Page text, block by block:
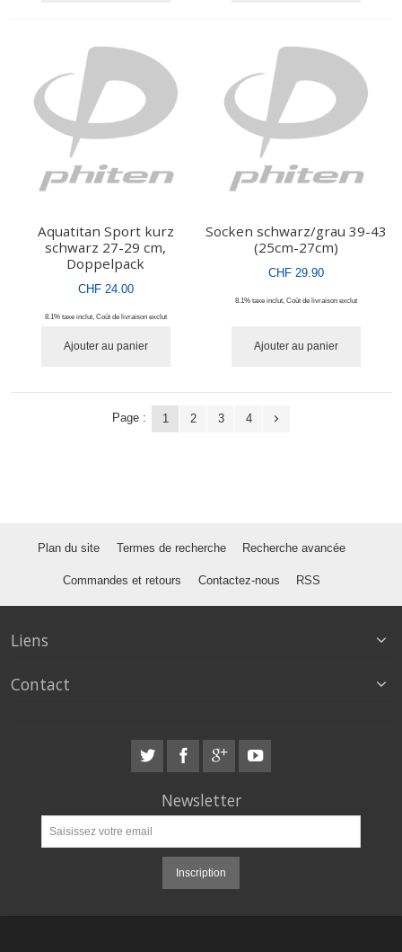
Aquatitan Sport kurz
schwarz 27-29 cm,
Doppelpack
CHF 24.00
8.1% taxe inclut, Coût de livraisonexclut
Ajouter au panier
Socken schwarz/grau 39-43
(25cm-27cm)
CHF 29.90
8.1% taxe inclut, Coût de livraisonexclut
Ajouter au panier
Page : 1 2 3 4
Plan du site Termes de recherche Recherche avancée
Commandes et retours Contactez-nous RSS
Liens
Contact
Newsletter
Inscription